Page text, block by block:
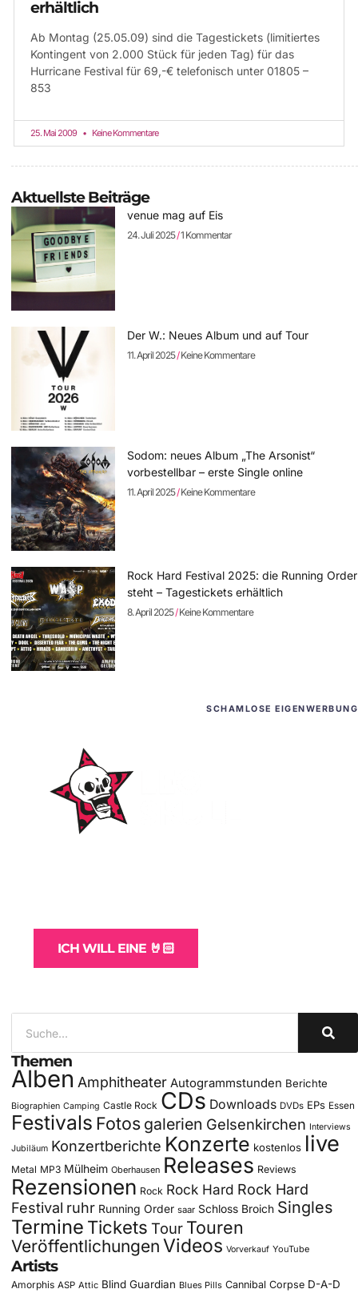
erhältlich
Ab Montag (25.05.09) sind die Tagestickets (limitiertes
Kontingent von 2.000 Stück für jeden Tag) für das
Hurricane Festival für 69,-€ telefonisch unter 01805 –
853
25. Mai 2009 Keine Kommentare
Aktuellste Beiträge
venue mag auf Eis
24. Juli 2025 1 Kommentar
Der W.: Neues Album und auf Tour
11. April 2025 Keine Kommentare
Sodom: neues Album „The Arsonist“
vorbestellbar – erste Single online
11. April 2025 Keine Kommentare
Rock Hard Festival 2025: die Running Order
steht – Tagestickets erhältlich
8. April 2025 Keine Kommentare
SCHAMLOSE EIGENWERBUNG
ICH WILL EINE 🤘🏻
Themen
Alben Amphitheater Autogrammstunden Berichte
Biographien Camping Castle Rock CDs Downloads DVDs EPs Essen
Festivals Fotos galerien Gelsenkirchen Interviews
Jubiläum Konzertberichte Konzerte kostenlos live
Metal MP3 Mülheim Oberhausen Releases Reviews
Rezensionen Rock Rock Hard Rock Hard
Festival ruhr Running Order saar Schloss Broich Singles
Termine Tickets Tour Touren
Veröffentlichungen Videos Vorverkauf YouTube
Artists
Amorphis ASP Attic Blind Guardian Blues Pills Cannibal Corpse D-A-D